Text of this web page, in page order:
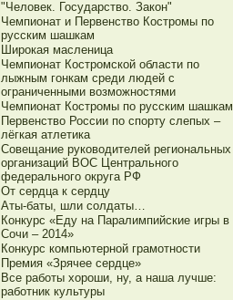
"Человек. Государство. Закон"
Чемпионат и Первенство Костромы по
русским шашкам
Широкая масленица
Чемпионат Костромской области по
лыжным гонкам среди людей с
ограниченными возможностями
Чемпионат Костромы по русским шашкам
Первенство России по спорту слепых –
лёгкая атлетика
Совещание руководителей региональных
организаций ВОС Центрального
федерального округа РФ
От сердца к сердцу
Аты-баты, шли солдаты…
Конкурс «Еду на Паралимпийские игры в
Сочи – 2014»
Конкурс компьютерной грамотности
Премия «Зрячее сердце»
Все работы хороши, ну, а наша лучше:
работник культуры